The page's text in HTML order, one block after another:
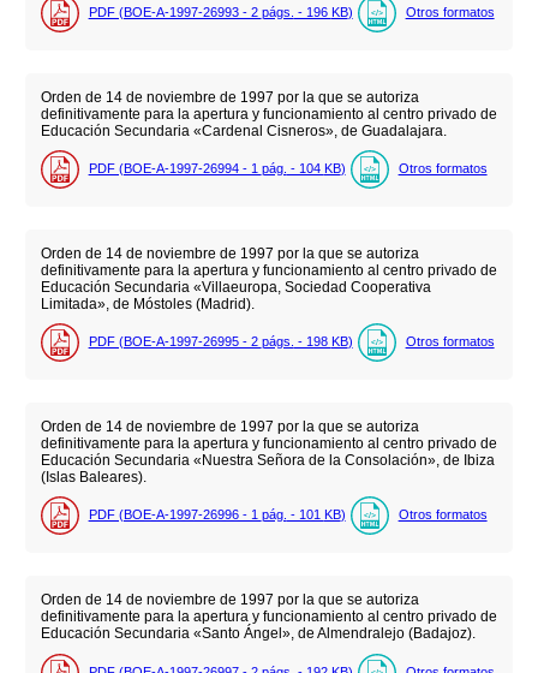
PDF (BOE-A-1997-26993 - 2 págs. - 196 KB) Otros formatos
Orden de 14 de noviembre de 1997 por la que se autoriza
definitivamente para la apertura y funcionamiento al centro privado de
Educación Secundaria «Cardenal Cisneros», de Guadalajara.
PDF (BOE-A-1997-26994 - 1 pág. - 104 KB) Otros formatos
Orden de 14 de noviembre de 1997 por la que se autoriza
definitivamente para la apertura y funcionamiento al centro privado de
Educación Secundaria «Villaeuropa, Sociedad Cooperativa
Limitada», de Móstoles (Madrid).
PDF (BOE-A-1997-26995 - 2 págs. - 198 KB) Otros formatos
Orden de 14 de noviembre de 1997 por la que se autoriza
definitivamente para la apertura y funcionamiento al centro privado de
Educación Secundaria «Nuestra Señora de la Consolación», de Ibiza
(Islas Baleares).
PDF (BOE-A-1997-26996 - 1 pág. - 101 KB) Otros formatos
Orden de 14 de noviembre de 1997 por la que se autoriza
definitivamente para la apertura y funcionamiento al centro privado de
Educación Secundaria «Santo Ángel», de Almendralejo (Badajoz).